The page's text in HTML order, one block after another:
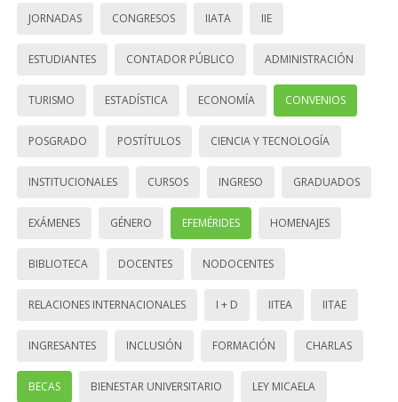
JORNADAS CONGRESOS IIATA IIE
ESTUDIANTES CONTADOR PÚBLICO ADMINISTRACIÓN
TURISMO ESTADÍSTICA ECONOMÍA CONVENIOS
POSGRADO POSTÍTULOS CIENCIA Y TECNOLOGÍA
INSTITUCIONALES CURSOS INGRESO GRADUADOS
EXÁMENES GÉNERO EFEMÉRIDES HOMENAJES
BIBLIOTECA DOCENTES NODOCENTES
RELACIONES INTERNACIONALES I + D IITEA IITAE
INGRESANTES INCLUSIÓN FORMACIÓN CHARLAS
BECAS BIENESTAR UNIVERSITARIO LEY MICAELA